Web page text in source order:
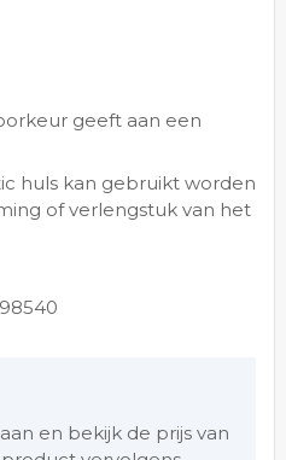
geeft aan een
huls kan gebruikt worden
of verlengstuk van het
en bekijk de prijs van